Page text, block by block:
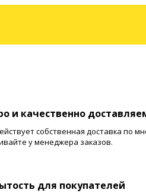
и качественно
собственная доставка по
у менеджера заказов.
для покупателей